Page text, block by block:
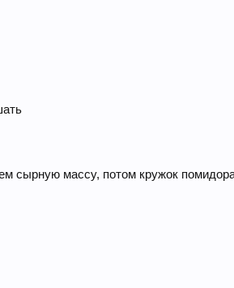
сырную массу, потом кружок